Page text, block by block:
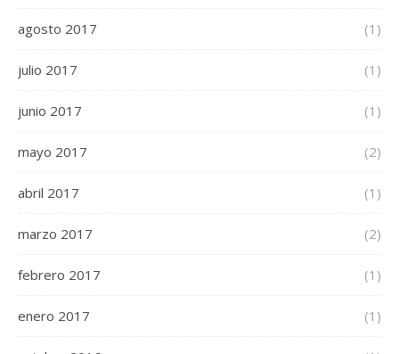
agosto 2017 (1)
julio 2017 (1)
junio 2017 (1)
mayo 2017 (2)
abril 2017 (1)
marzo 2017 (2)
febrero 2017 (1)
enero 2017 (1)